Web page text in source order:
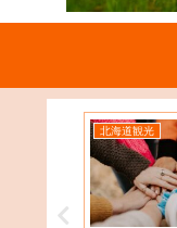
北海道観光